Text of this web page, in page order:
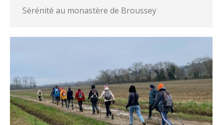
Sérénité au monastère de Broussey